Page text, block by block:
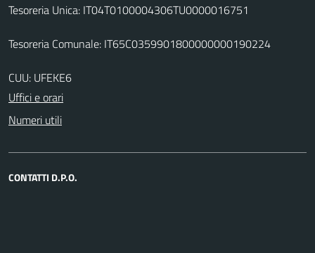
Tesoreria Unica: IT04T0100004306TU0000016751
Tesoreria Comunale: IT65C0359901800000000190224
CUU: UFEKE6
Uffici e orari
Numeri utili
CONTATTI D.P.O.